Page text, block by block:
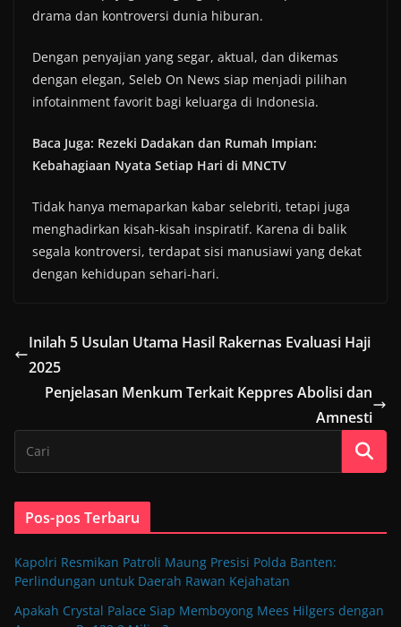
drama dan kontroversi dunia hiburan.
Dengan penyajian yang segar, aktual, dan dikemas
dengan elegan, Seleb On News siap menjadi pilihan
infotainment favorit bagi keluarga di Indonesia.
Baca Juga: Rezeki Dadakan dan Rumah Impian:
Kebahagiaan Nyata Setiap Hari di MNCTV
Tidak hanya memaparkan kabar selebriti, tetapi juga
menghadirkan kisah-kisah inspiratif. Karena di balik
segala kontroversi, terdapat sisi manusiawi yang dekat
dengan kehidupan sehari-hari.
Inilah 5 Usulan Utama Hasil Rakernas Evaluasi Haji
2025
Penjelasan Menkum Terkait Keppres Abolisi dan
Amnesti
Pos-pos Terbaru
Kapolri Resmikan Patroli Maung Presisi Polda Banten:
Perlindungan untuk Daerah Rawan Kejahatan
Apakah Crystal Palace Siap Memboyong Mees Hilgers dengan